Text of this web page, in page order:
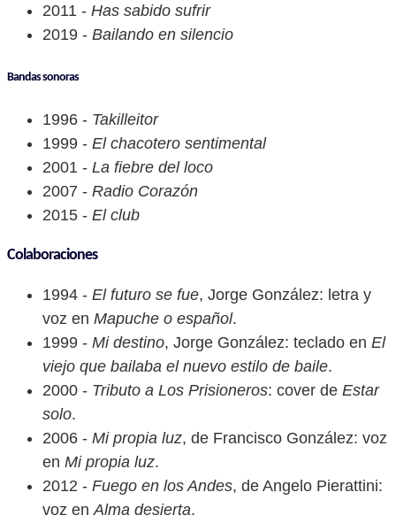
2011 - Has sabido sufrir
2019 - Bailando en silencio
Bandas sonoras
1996 - Takilleitor
1999 - El chacotero sentimental
2001 - La fiebre del loco
2007 - Radio Corazón
2015 - El club
Colaboraciones
1994 - El futuro se fue, Jorge González: letra y
voz en Mapuche o español.
1999 - Mi destino, Jorge González: teclado en El
viejo que bailaba el nuevo estilo de baile.
2000 - Tributo a Los Prisioneros: cover de Estar
solo.
2006 - Mi propia luz, de Francisco González: voz
en Mi propia luz.
2012 - Fuego en los Andes, de Angelo Pierattini:
voz en Alma desierta.